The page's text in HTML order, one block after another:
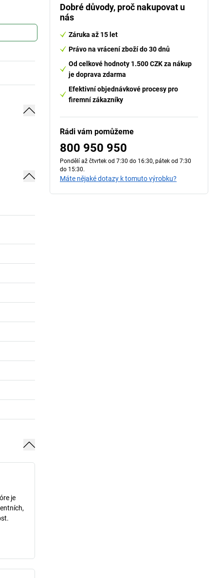
je
Dobré důvody, proč nakupovat u
nás
Záruka až 15 let
Právo na vrácení zboží do 30 dnů
Od celkové hodnoty 1.500 CZK za nákup
je doprava zdarma
Efektivní objednávkové procesy pro
firemní zákazníky
Rádi vám pomůžeme
800 950 950
Pondělí až čtvrtek od 7:30 do 16:30, pátek od 7:30
do 15:30.
Máte nějaké dotazy k tomuto výrobku?